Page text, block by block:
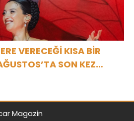
VERECEĞİ KISA BİR
SON KEZ
Magazin